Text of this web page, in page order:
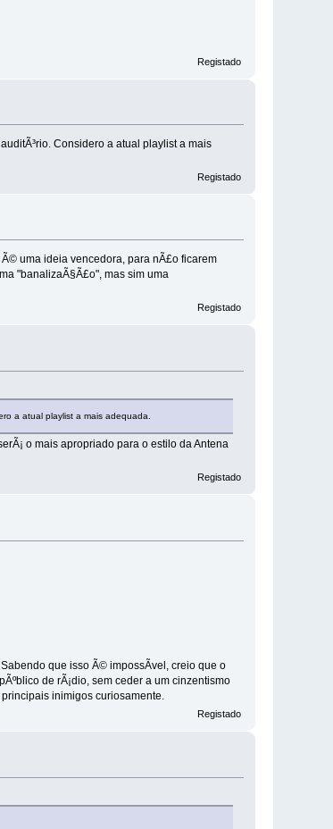
Registado
Considero a atual playlist a mais
Registado
uma ideia vencedora, para nÃ£o ficarem
"banalizaÃ§Ã£o", mas sim uma
Registado
a atual playlist a mais adequada.
o mais apropriado para o estilo da Antena
Registado
que isso Ã© impossÃ­vel, creio que o
de rÃ¡dio, sem ceder a um cinzentismo
inimigos curiosamente.
Registado